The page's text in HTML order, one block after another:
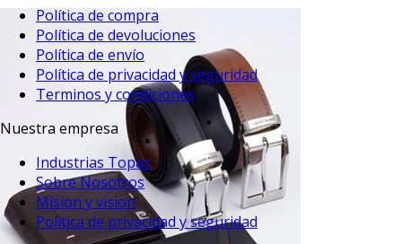
Política de compra
Política de devoluciones
Política de envío
Política de privacidad y seguridad
Terminos y condiciones
Nuestra empresa
Industrias Topaz
Sobre Nosotros
Mision y vision
Política de privacidad y seguridad